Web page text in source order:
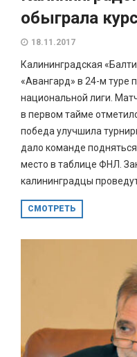
обыграла
18.11.2017
Калининградская
«Авангард» в 24-м туре
национальной лиги.
в первом тайме
победа улучшила
дало команде
место в таблице ФНЛ.
калининградцы
СМОТРЕТЬ